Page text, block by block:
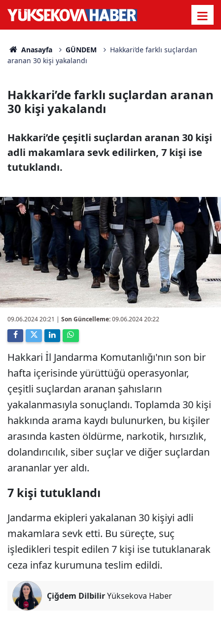
Anasayfa GÜNDEM
Hakkari’de farklı suçlardan
aranan 30 kişi yakalandı
Hakkari’de farklı suçlardan aranan
30 kişi yakalandı
Hakkari’de çeşitli suçlardan aranan 30 kişi
adli makamlara sevk edilirken, 7 kişi ise
tutuklandı.
09.06.2024 20:21 | Son Güncelleme:09.06.2024 20:22
Hakkari İl Jandarma Komutanlığı'nın son bir
hafta içerisinde yürüttüğü operasyonlar,
çeşitli suçlardan aranan şahısların
yakalanmasıyla sonuçlandı. Toplamda 30 kişi
hakkında arama kaydı bulunurken, bu kişiler
arasında kasten öldürme, narkotik, hırsızlık,
dolandırıcılık, siber suçlar ve diğer suçlardan
arananlar yer aldı.
7 kişi tutuklandı
Jandarma ekipleri yakalanan 30 kişiyi adli
makamlara sevk etti. Bu süreçte, suç
işledikleri tespit edilen 7 kişi ise tutuklanarak
ceza infaz kurumuna teslim edildi.
Çiğdem DilbilirYüksekova Haber